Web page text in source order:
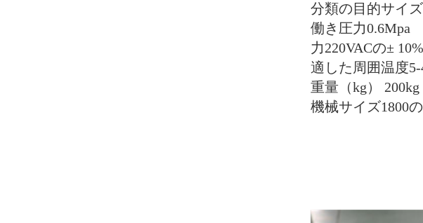
分類の目的サイ
働き圧力0.6Mpa
力220VACの±
適した周囲温度
重量（kg） 200kg
機械サイズ1800